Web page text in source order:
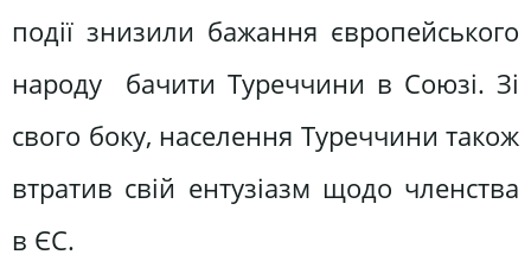
події знизили бажання європейського
народу бачити Туреччини в Союзі. Зі
свого боку, населення Туреччини також
втратив свій ентузіазм щодо членства
в ЄС.